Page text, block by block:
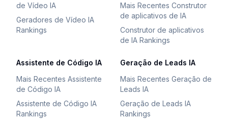
de Vídeo IA
Geradores de Vídeo IA
Rankings
Mais Recentes Construtor
de aplicativos de IA
Construtor de aplicativos
de IA Rankings
Assistente de Código IA
Mais Recentes Assistente
de Código IA
Assistente de Código IA
Rankings
Geração de Leads IA
Mais Recentes Geração de
Leads IA
Geração de Leads IA
Rankings